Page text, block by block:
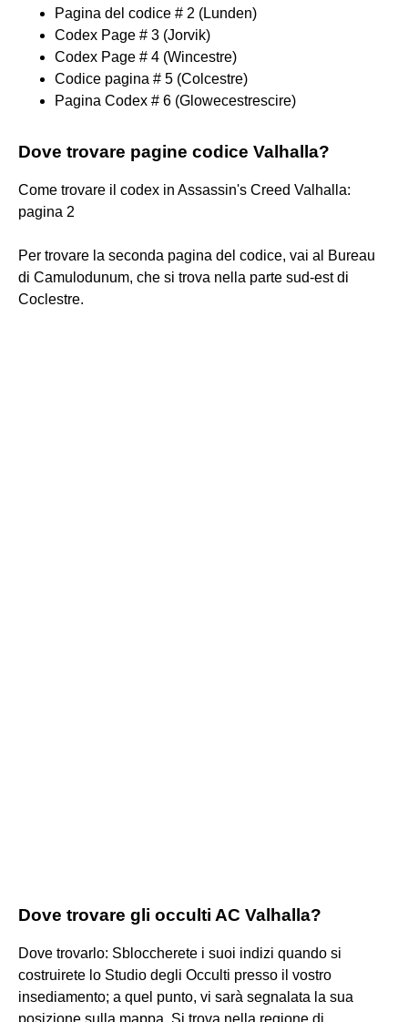
Pagina del codice # 2 (Lunden)
Codex Page # 3 (Jorvik)
Codex Page # 4 (Wincestre)
Codice pagina # 5 (Colcestre)
Pagina Codex # 6 (Glowecestrescire)
Dove trovare pagine codice Valhalla?
Come trovare il codex in Assassin's Creed Valhalla:
pagina 2
Per trovare la seconda pagina del codice, vai al Bureau
di Camulodunum, che si trova nella parte sud-est di
Coclestre.
Dove trovare gli occulti AC Valhalla?
Dove trovarlo: Sbloccherete i suoi indizi quando si
costruirete lo Studio degli Occulti presso il vostro
insediamento; a quel punto, vi sarà segnalata la sua
posizione sulla mappa. Si trova nella regione di